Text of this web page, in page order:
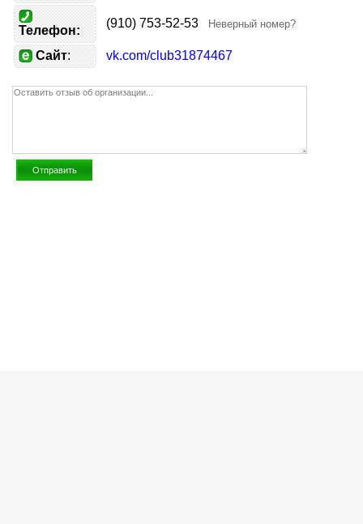
Телефон:
(910) 753-52-53 Неверный номер?
Сайт: vk.com/club31874467